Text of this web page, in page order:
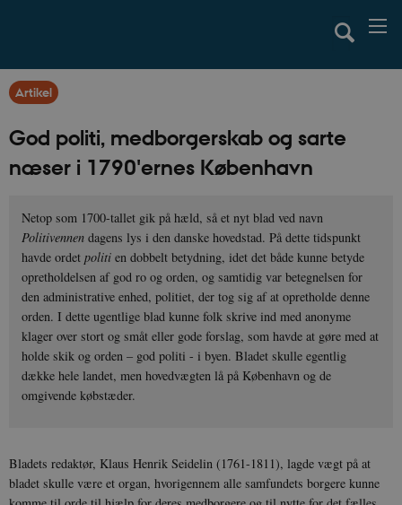
Artikel
God politi, medborgerskab og sarte
næser i 1790'ernes København
Netop som 1700-tallet gik på hæld, så et nyt blad ved navn
Politivennen dagens lys i den danske hovedstad. På dette tidspunkt
havde ordetpoliti en dobbelt betydning, idet det både kunne betyde
opretholdelsen af god ro og orden, og samtidig var betegnelsen for
den administrative enhed, politiet, der tog sig af at opretholde denne
orden. I dette ugentlige blad kunne folk skrive ind med anonyme
klager over stort og småt eller gode forslag, som havde at gøre med at
holde skik og orden – god politi - i byen. Bladet skulle egentlig
dække hele landet, men hovedvægten lå på København og de
omgivende købstæder.
Bladets redaktør, Klaus Henrik Seidelin (1761-1811), lagde vægt på at
bladet skulle være et organ, hvorigennem alle samfundets borgere kunne